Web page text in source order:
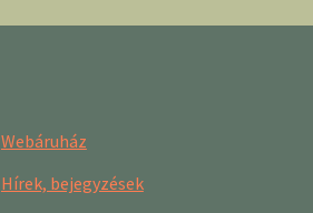
Webáruház
Hírek, bejegyzések